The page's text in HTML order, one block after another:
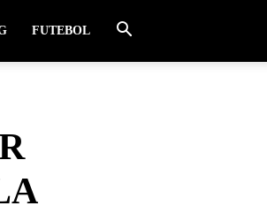
FUTEBOL